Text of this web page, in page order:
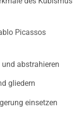
Picassos
abstrahieren
gliedern
einsetzen